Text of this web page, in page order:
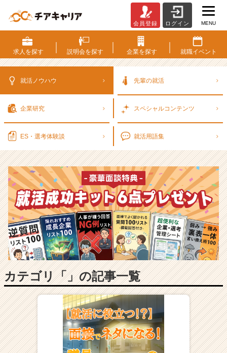
考
対
策・
ウ
ベ
ン
チ
ャ
ー・
成
長
企
業
か
ら
ス
カ
ウ
ト
が
届
く
会員登録 ログイン MENU
求人を探す 説明会を探す 企業を探す 就職イベント
就活ノウハウ 先輩の就活
企業研究 スペシャルコンテンツ
ES・選考体験談 就活用語集
カテゴリ「」の記事一覧